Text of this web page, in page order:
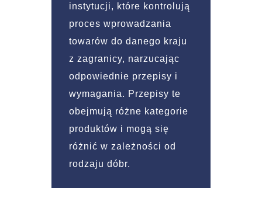
instytucji, które kontrolują
proces wprowadzania
towarów do danego kraju
z zagranicy, narzucając
odpowiednie przepisy i
wymagania. Przepisy te
obejmują różne kategorie
produktów i mogą się
różnić w zależności od
rodzaju dóbr.